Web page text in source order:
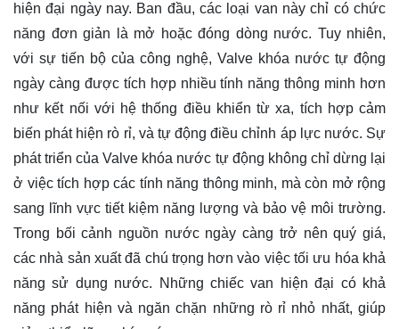
hiện đại ngày nay. Ban đầu, các loại van này chỉ có chức
năng đơn giản là mở hoặc đóng dòng nước. Tuy nhiên,
với sự tiến bộ của công nghệ, Valve khóa nước tự động
ngày càng được tích hợp nhiều tính năng thông minh hơn
như kết nối với hệ thống điều khiển từ xa, tích hợp cảm
biến phát hiện rò rỉ, và tự động điều chỉnh áp lực nước. Sự
phát triển của Valve khóa nước tự động không chỉ dừng lại
ở việc tích hợp các tính năng thông minh, mà còn mở rộng
sang lĩnh vực tiết kiệm năng lượng và bảo vệ môi trường.
Trong bối cảnh nguồn nước ngày càng trở nên quý giá,
các nhà sản xuất đã chú trọng hơn vào việc tối ưu hóa khả
năng sử dụng nước. Những chiếc van hiện đại có khả
năng phát hiện và ngăn chặn những rò rỉ nhỏ nhất, giúp